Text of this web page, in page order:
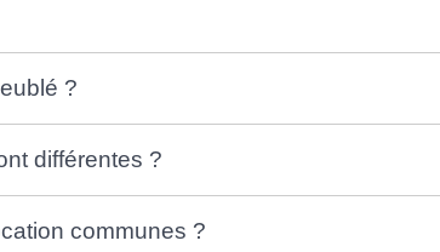
?
différentes ?
communes ?